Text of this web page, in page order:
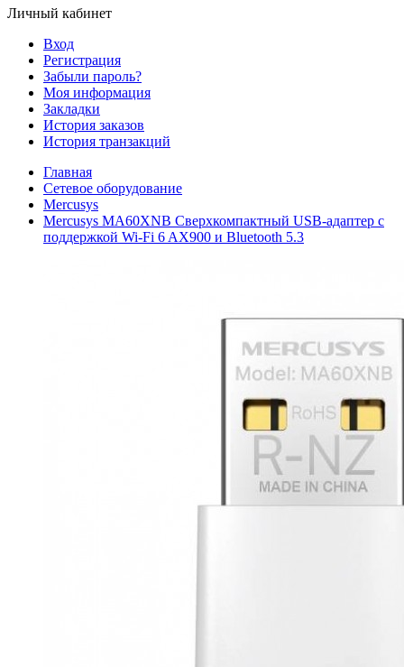
Личный кабинет
Вход
Регистрация
Забыли пароль?
Моя информация
Закладки
История заказов
История транзакций
Главная
Сетевое оборудование
Mercusys
Mercusys MA60XNB Сверхкомпактный USB-адаптер с
поддержкой Wi-Fi 6 AX900 и Bluetooth 5.3